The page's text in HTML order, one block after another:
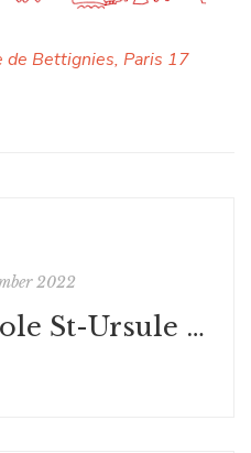
de Bettignies, Paris 17
2022
In-school : École St-Ursule - Paris